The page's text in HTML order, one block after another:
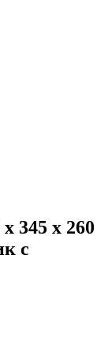
345 х 260
с